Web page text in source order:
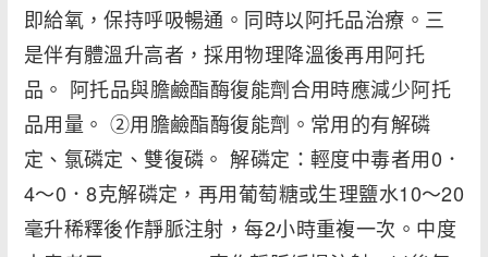
即給氧，保持呼吸暢通。同時以阿托品治療。三
是伴有體溫升高者，採用物理降溫後再用阿托
品。 阿托品與膽鹼酯酶復能劑合用時應減少阿托
品用量。 ②用膽鹼酯酶復能劑。常用的有解磷
定、氯磷定、雙復磷。 解磷定：輕度中毒者用0．
4～0．8克解磷定，再用葡萄糖或生理鹽水10～20
毫升稀釋後作靜脈注射，每2小時重複一次。中度